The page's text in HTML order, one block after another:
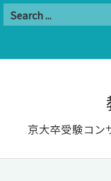
京大卒受験コン